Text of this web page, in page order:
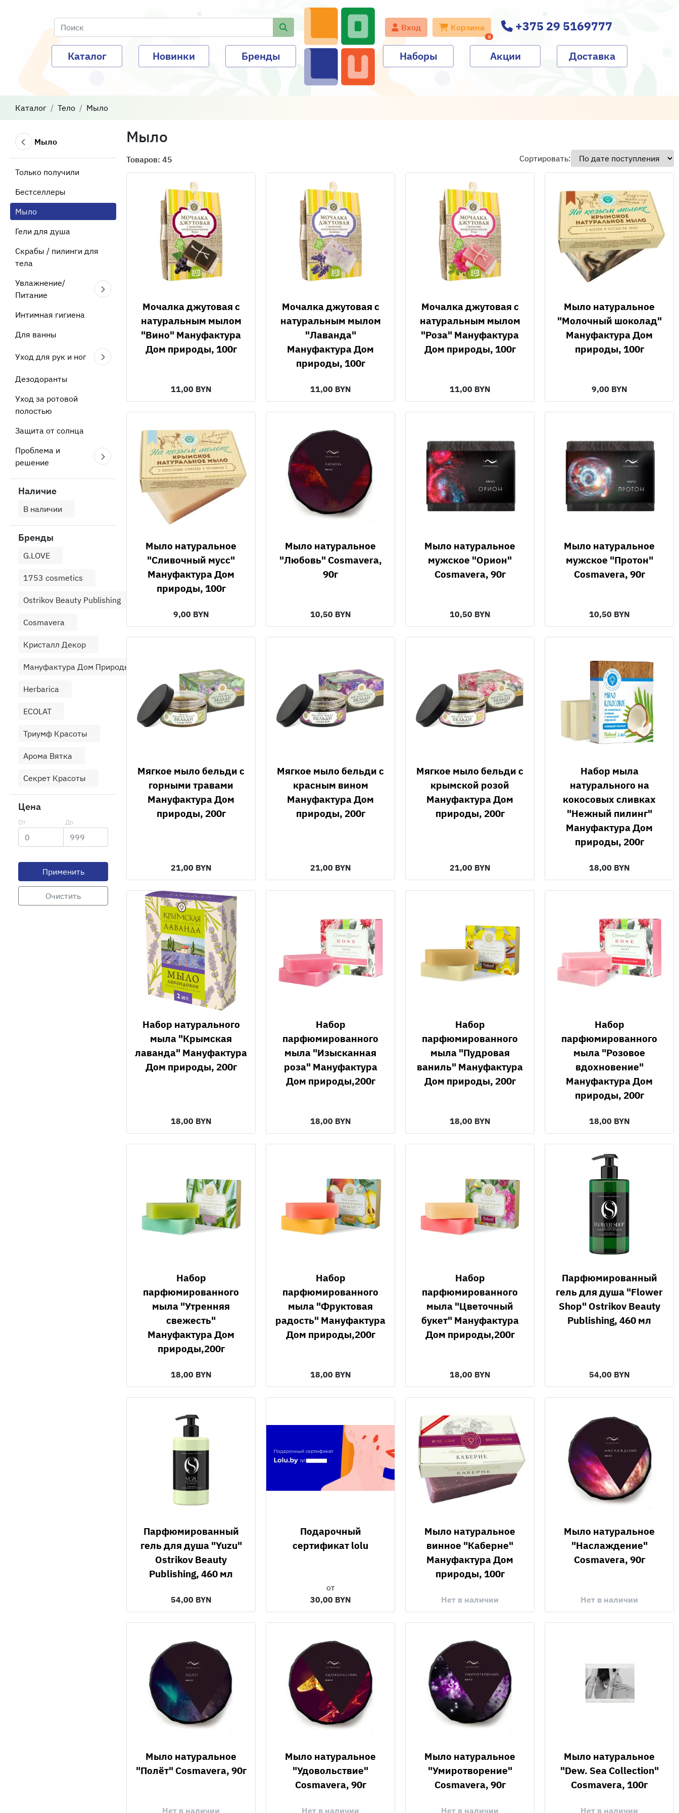
Каталог Новинки Бренды
Вход Корзина
0
+375 29 5169777
Наборы Акции Доставка
Каталог Тело Мыло
Мыло
Только получили
Бестселлеры
Мыло
Гели для душа
Скрабы / пилинги для
тела
Увлажнение/
Питание
Интимная гигиена
Для ванны
Уход для рук и ног
Дезодоранты
Уход за ротовой
полостью
Защита от солнца
Проблема и
решение
Наличие
В наличии
Бренды
G.LOVE
1753 cosmetics
Ostrikov Beauty Publishing
Cosmavera
Кристалл Декор
Мануфактура Дом Природы
Herbarica
ECOLAT
Триумф Красоты
Арома Вятка
Секрет Красоты
Цена
Мыло
Товаров: 45 Сортировать:
Мочалка джутовая с
натуральным мылом
"Вино" Мануфактура
Дом природы, 100г
11,00 BYN
Мочалка джутовая с
натуральным мылом
"Лаванда"
Мануфактура Дом
природы, 100г
11,00 BYN
Мочалка джутовая с
натуральным мылом
"Роза" Мануфактура
Дом природы, 100г
11,00 BYN
Мыло натуральное
"Молочный шоколад"
Мануфактура Дом
природы, 100г
9,00 BYN
Мыло натуральное
"Сливочный мусс"
Мануфактура Дом
природы, 100г
9,00 BYN
Мыло натуральное
"Любовь" Cosmavera,
90г
10,50 BYN
Мыло натуральное
мужское "Орион"
Cosmavera, 90г
10,50 BYN
Мыло натуральное
мужское "Протон"
Cosmavera, 90г
10,50 BYN
Мягкое мыло бельди с
горными травами
Мануфактура Дом
природы, 200г
21,00 BYN
Мягкое мыло бельди с
красным вином
Мануфактура Дом
природы, 200г
21,00 BYN
Мягкое мыло бельди с
крымской розой
Мануфактура Дом
природы, 200г
21,00 BYN
Набор мыла
натурального на
кокосовых сливках
"Нежный пилинг"
Мануфактура Дом
природы, 200г
18,00 BYN
Набор натурального
мыла "Крымская
лаванда" Мануфактура
Дом природы, 200г
18,00 BYN
Набор
парфюмированного
мыла "Изысканная
роза" Мануфактура
Дом природы,200г
18,00 BYN
Набор
парфюмированного
мыла "Пудровая
ваниль" Мануфактура
Дом природы, 200г
18,00 BYN
Набор
парфюмированного
мыла "Розовое
вдохновение"
Мануфактура Дом
природы, 200г
18,00 BYN
Набор
парфюмированного
мыла "Утренняя
свежесть"
Мануфактура Дом
природы,200г
18,00 BYN
Набор
парфюмированного
мыла "Фруктовая
радость" Мануфактура
Дом природы,200г
18,00 BYN
Набор
парфюмированного
мыла "Цветочный
букет" Мануфактура
Дом природы,200г
18,00 BYN
Парфюмированный
гель для душа "Flower
Shop" Ostrikov Beauty
Publishing, 460 мл
54,00 BYN
Парфюмированный
гель для душа "Yuzu"
Ostrikov Beauty
Publishing, 460 мл
54,00 BYN
Подарочный
сертификат lolu
от
30,00 BYN
Мыло натуральное
винное "Каберне"
Мануфактура Дом
природы, 100г
Нет в наличии
Мыло натуральное
"Наслаждение"
Cosmavera, 90г
Нет в наличии
Мыло натуральное
"Полёт" Cosmavera, 90г
Нет в наличии
Мыло натуральное
"Удовольствие"
Cosmavera, 90г
Нет в наличии
Мыло натуральное
"Умиротворение"
Cosmavera, 90г
Нет в наличии
Мыло натуральное
"Dew. Sea Collection"
Cosmavera, 100г
Нет в наличии